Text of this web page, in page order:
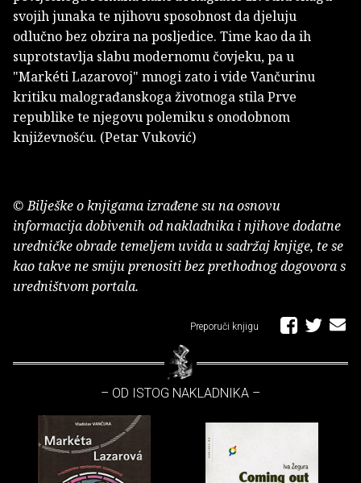
svojih junaka te njihovu sposobnost da djeluju
odlučno bez obzira na posljedice. Time kao da ih
suprotstavlja slabu modernomu čovjeku, pa u
"Markéti Lazarovoj" mnogi zato i vide Vančurinu
kritiku malograđanskoga životnoga stila Prve
republike te njegovu polemiku s onodobnom
književnošću. (Petar Vuković)
© Bilješke o knjigama izrađene su na osnovu
informacija dobivenih od nakladnika i njihove dodatne
uredničke obrade temeljem uvida u sadržaj knjige, te se
kao takve ne smiju prenositi bez prethodnog dogovora s
uredništvom portala.
Preporuči knjigu
– OD ISTOG NAKLADNIKA –